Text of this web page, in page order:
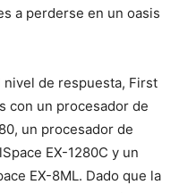
a perderse en un oasis
de respuesta, First
con un procesador de
un procesador de
EX-1280C y un
EX-8ML. Dado que la